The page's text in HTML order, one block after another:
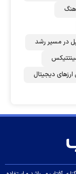
در مسیر رشد
دیجیتال